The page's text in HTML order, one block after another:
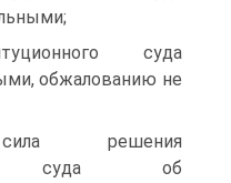
суда
обжалованию не
решения
суда об